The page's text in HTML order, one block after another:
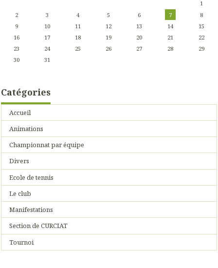
1
2
3 4 5 6 7
8
9
10 11 12 13 14
15
16
17 18 19 20 21
22
23
24 25 26 27 28
29
30
31
Catégories
Accueil
Animations
Championnat par équipe
Divers
Ecole de tennis
Le club
Manifestations
Section de CURCIAT
Tournoi